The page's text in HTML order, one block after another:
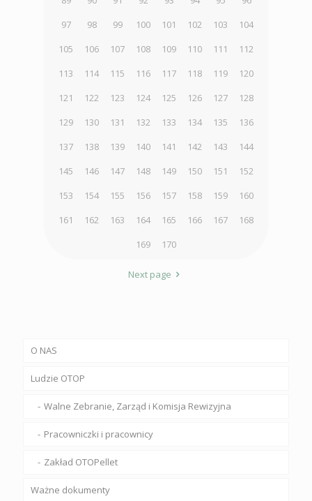
97
98 99 100 101 102 103
104
105
106 107 108 109 110 111
112
113
114 115 116 117 118 119
120
121
122 123 124 125 126 127
128
129
130 131 132 133 134 135
136
137
138 139 140 141 142 143
144
145
146 147 148 149 150 151
152
153
154 155 156 157 158 159
160
161
162 163 164 165 166 167
168
169
170
Next page
O NAS
Ludzie OTOP
Walne Zebranie, Zarząd i Komisja Rewizyjna
Pracowniczki i pracownicy
Zakład OTOPellet
Ważne dokumenty